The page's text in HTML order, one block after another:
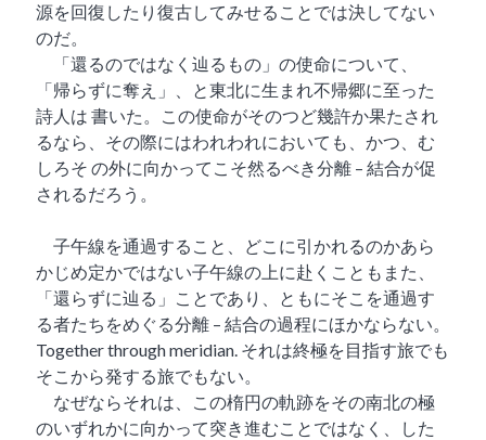
源を回復したり復古してみせることでは決してない
のだ。
「還るのではなく辿るもの」の使命について、
「帰らずに奪え」、と東北に生まれ不帰郷に至った
詩人は 書いた。この使命がそのつど幾許か果たされ
るなら、その際にはわれわれにおいても、かつ、む
しろそ の外に向かってこそ然るべき分離 – 結合が促
されるだろう。
子午線を通過すること、どこに引かれるのかあら
かじめ定かではない子午線の上に赴くこともまた、
「還らずに辿る」ことであり、ともにそこを通過す
る者たちをめぐる分離 – 結合の過程にほかならない。
Together through meridian. それは終極を目指す旅でも
そこから発する旅でもない。
なぜならそれは、この楕円の軌跡をその南北の極
のいずれかに向かって突き進むことではなく、した